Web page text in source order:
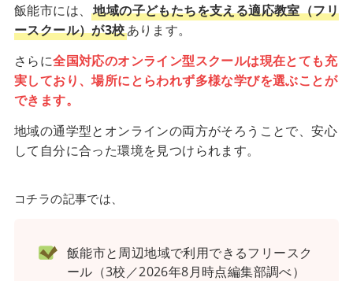
飯能市には、地域の子どもたちを支える適応教室（フリ
ースクール）が3校あります。
さらに全国対応のオンライン型スクールは現在とても充
実しており、場所にとらわれず多様な学びを選ぶことが
できます。
地域の通学型とオンラインの両方がそろうことで、安心
して自分に合った環境を見つけられます。
コチラの記事では、
飯能市と周辺地域で利用できるフリースク
ール（3校／2026年8月時点編集部調べ）